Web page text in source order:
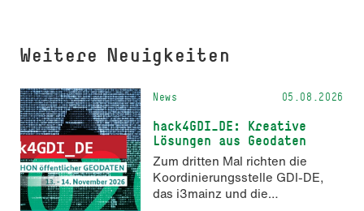
Weitere Neuigkeiten
News 05.08.2026
hack4GDI_DE: Kreative
Lösungen aus Geodaten
Zum dritten Mal richten die
Koordinierungsstelle GDI-DE,
das i3mainz und die